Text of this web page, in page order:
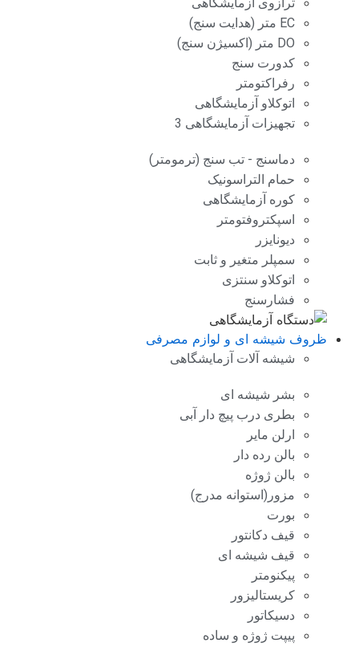
EC متر (هدایت سنج)
DO متر (اکسیژن سنج)
کدورت سنج
رفراکتومتر
اتوکلاو آزمایشگاهی
تجهیزات آزمایشگاهی 3
دماسنج - تب سنج (ترمومتر)
حمام التراسونیک
کوره آزمایشگاهی
اسپکتروفتومتر
دیونایزر
سمپلر متغیر و ثابت
اتوکلاو سنتزی
فشارسنج
ظروف شیشه ای و لوازم مصرفی
شیشه آلات آزمایشگاهی
بشر شیشه ای
بطری درب پیچ دار آبی
ارلن مایر
بالن رده دار
بالن ژوژه
مزور(استوانه مدرج)
بورت
قیف دکانتور
قیف شیشه ای
پیکنومتر
کریستالیزور
دسیکاتور
پیپت ژوژه و ساده